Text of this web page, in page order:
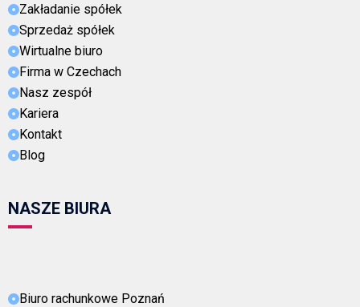
Zakładanie spółek
Sprzedaż spółek
Wirtualne biuro
Firma w Czechach
Nasz zespół
Kariera
Kontakt
Blog
NASZE BIURA
Biuro rachunkowe Poznań